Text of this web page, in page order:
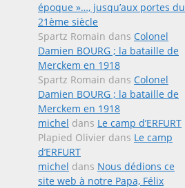
époque »…, jusqu’aux portes du
21ème siècle
Spartz Romain dans Colonel
Damien BOURG ; la bataille de
Merckem en 1918
Spartz Romain dans Colonel
Damien BOURG ; la bataille de
Merckem en 1918
michel dans Le camp d’ERFURT
Plapied Olivier dans Le camp
d’ERFURT
michel dans Nous dédions ce
site web à notre Papa, Félix